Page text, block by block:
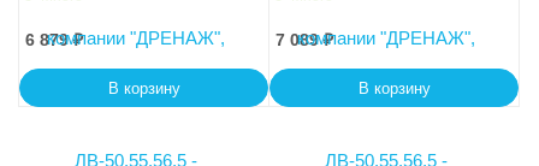
6 879₽
В корзину
7 089₽
В корзину